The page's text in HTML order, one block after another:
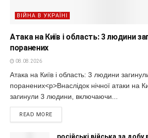
ВІЙНА В УКРАЇНІ
Атака на Київ і область: 3 людини
поранених
08.08.2026
Атака на Київ і область: 3 людини
поранених<p>Внаслідок нічної атаки на
загинули 3 людини, включаючи...
READ MORE